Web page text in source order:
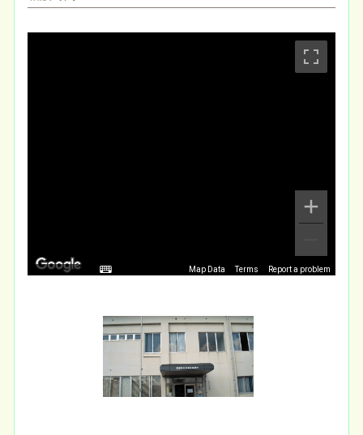
Map Data Terms Report a problem